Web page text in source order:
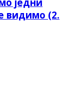
видимо (2.